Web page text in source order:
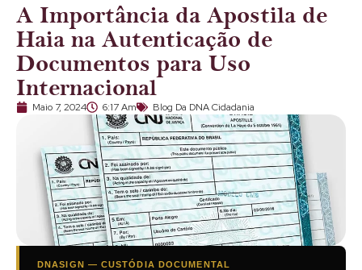
A Importância da Apostila de
Haia na Autenticação de
Documentos para Uso
Internacional
Maio 7, 2024 6:17 Am Blog Da DNA Cidadania
DNASIGN — CUSTÓDIA DOCUMENTAL